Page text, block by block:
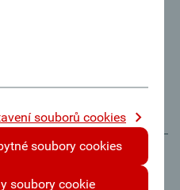
čísla v krátkém
(Klientský
souborů cookies
soubory cookies
soubory cookie